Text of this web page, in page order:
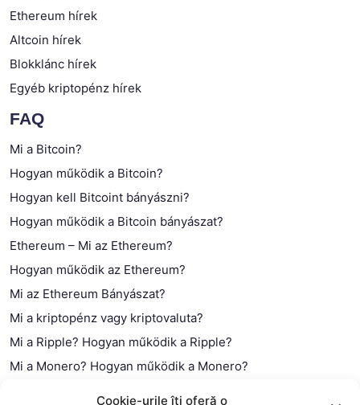
Cookie-urile îți oferă o
Ethereum hírek
Altcoin hírek
Blokklánc hírek
Egyéb kriptopénz hírek
FAQ
Mi a Bitcoin?
Hogyan működik a Bitcoin?
Hogyan kell Bitcoint bányászni?
Hogyan működik a Bitcoin bányászat?
Ethereum – Mi az Ethereum?
Hogyan működik az Ethereum?
Mi az Ethereum Bányászat?
Mi a kriptopénz vagy kriptovaluta?
Mi a Ripple? Hogyan működik a Ripple?
Mi a Monero? Hogyan működik a Monero?